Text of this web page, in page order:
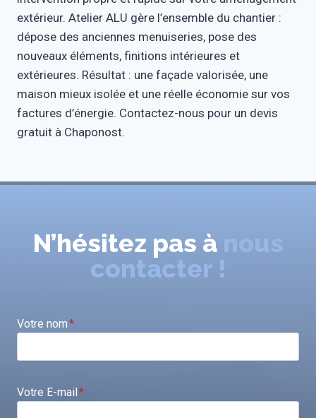
extérieur. Atelier ALU gère l’ensemble du chantier :
dépose des anciennes menuiseries, pose des
nouveaux éléments, finitions intérieures et
extérieures. Résultat : une façade valorisée, une
maison mieux isolée et une réelle économie sur vos
factures d’énergie. Contactez-nous pour un devis
gratuit à Chaponost.
N’hésitez pas à nous
contacter !
Votre nom*
Votre E-mail*